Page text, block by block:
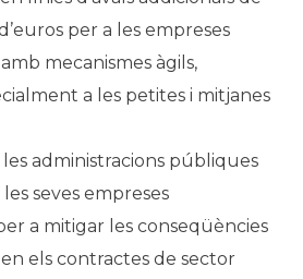
per a les empreses
mecanismes àgils,
a les petites i mitjanes
les administracions públiques
seves empreses
a mitigar les conseqüències
en els contractes de sector